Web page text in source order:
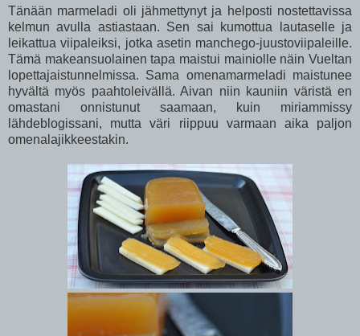
Tänään marmeladi oli jähmettynyt ja helposti nostettavissa
kelmun avulla astiastaan. Sen sai kumottua lautaselle ja
leikattua viipaleiksi, jotka asetin manchego-juustoviipaleille.
Tämä makeansuolainen tapa maistui mainiolle näin Vueltan
lopettajaistunnelmissa. Sama omenamarmeladi maistunee
hyvältä myös paahtoleivällä. Aivan niin kauniin väristä en
omastani onnistunut saamaan, kuin miriammissy
lähdeblogissani, mutta väri riippuu varmaan aika paljon
omenalajikkeestakin.